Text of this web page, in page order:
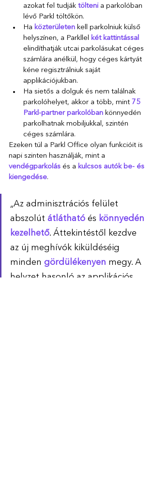
azokat fel tudják tölteni a parkolóban
lévő Parkl töltőkön.
Ha közterületen kell parkolniuk külső
helyszínen, a Parkllel
két kattintással
elindíthatják utcai parkolásukat céges
számlára anélkül, hogy céges kártyát
kéne regisztrálniuk saját
applikációjukban.
Ha sietős a dolguk és nem találnak
parkolóhelyet, akkor a több, mint 75
Parkl-partner parkolóban könnyedén
parkolhatnak mobiljukkal, szintén
céges számlára.
Ezeken túl a Parkl Office olyan funkcióit is
napi szinten használják, mint a
vendégparkolás és a kulcsos autók be- és
kiengedése.
„Az adminisztrációs felület
abszolút átlátható és könnyedén
kezelhető. Áttekintéstől kezdve
az új meghívók kiküldéséig
minden gördülékenyen megy. A
helyzet hasonló az applikációs